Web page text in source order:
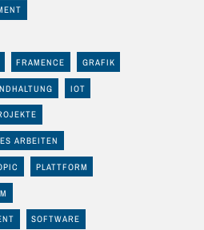
FRAMENCE GRAFIK
IOT
ARBEITEN
PLATTFORM
SOFTWARE